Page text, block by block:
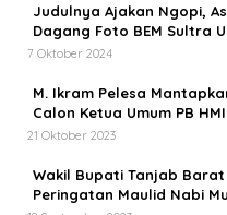
Judulnya Ajakan Ngopi,
Dagang Foto BEM Sultra
Paslon
7 Oktober 2024
M. Ikram Pelesa
Calon Ketua Umum PB
XXXII Pontianak
21 Oktober 2023
Wakil Bupati Tanjab
Peringatan Maulid Nabi